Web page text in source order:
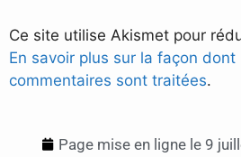
Ce site utilise Akismet pour
En savoir plus sur la façon
commentaires sont traitées.
Page mise en ligne le 9